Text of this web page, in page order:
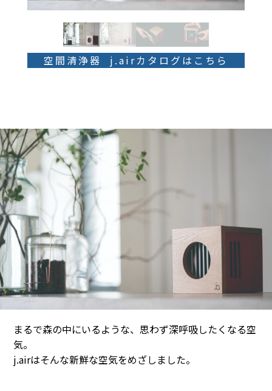
空間清浄器 j.airカタログはこちら
まるで森の中にいるような、思わず深呼吸したくなる空
気。
j.airはそんな新鮮な空気をめざしました。